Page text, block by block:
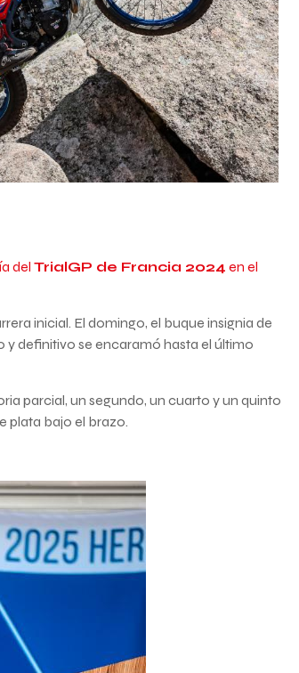
delTrialGP de Francia 2024 en el
inicial. El domingo, el buque insignia de
y definitivo se encaramó hasta el último
parcial, un segundo, un cuarto y un quinto
plata bajo el brazo.